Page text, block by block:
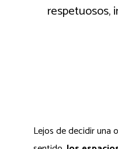
respetuosos,
Lejos de decidir una